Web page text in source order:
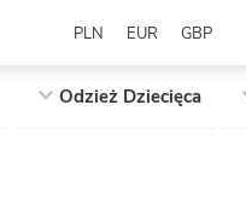
PLN EUR GBP
Odzież Dziecięca